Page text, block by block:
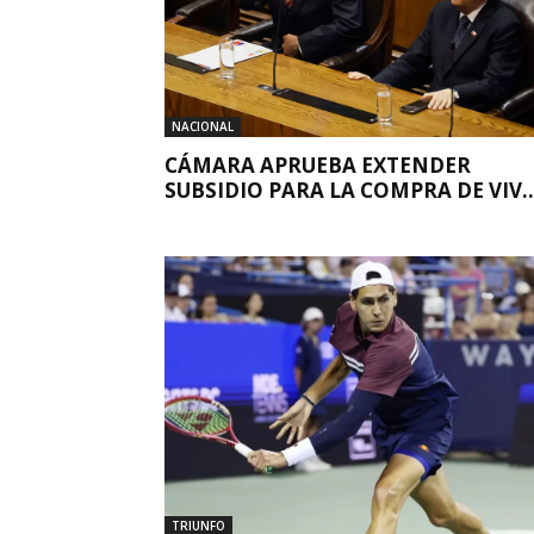
NACIONAL
CÁMARA APRUEBA EXTENDER
SUBSIDIO PARA LA COMPRA DE
TRIUNFO